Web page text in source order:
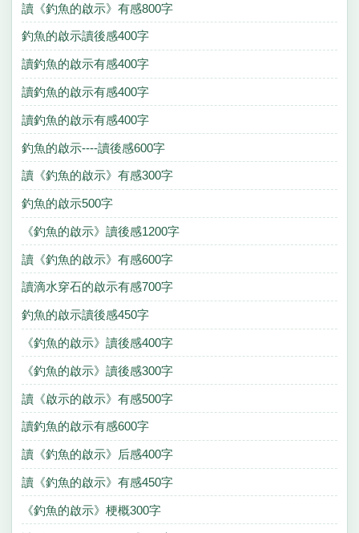
讀《釣魚的啟示》有感800字
釣魚的啟示讀後感400字
讀釣魚的啟示有感400字
讀釣魚的啟示有感400字
讀釣魚的啟示有感400字
釣魚的啟示----讀後感600字
讀《釣魚的啟示》有感300字
釣魚的啟示500字
《釣魚的啟示》讀後感1200字
讀《釣魚的啟示》有感600字
讀滴水穿石的啟示有感700字
釣魚的啟示讀後感450字
《釣魚的啟示》讀後感400字
《釣魚的啟示》讀後感300字
讀《啟示的啟示》有感500字
讀釣魚的啟示有感600字
讀《釣魚的啟示》后感400字
讀《釣魚的啟示》有感450字
《釣魚的啟示》梗概300字